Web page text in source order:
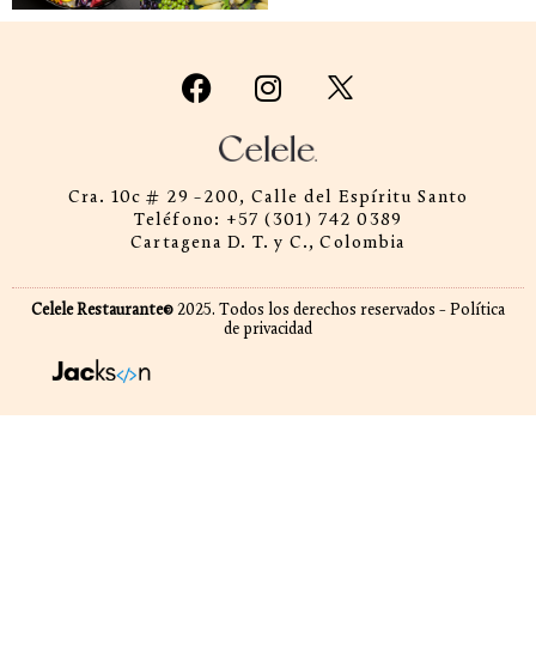
Cra. 10c # 29 -200, Calle del Espíritu Santo
Teléfono: +57 (301) 742 0389
Cartagena D. T. y C., Colombia
Celele Restaurante©2025. Todos los derechos reservados - Política
de privacidad